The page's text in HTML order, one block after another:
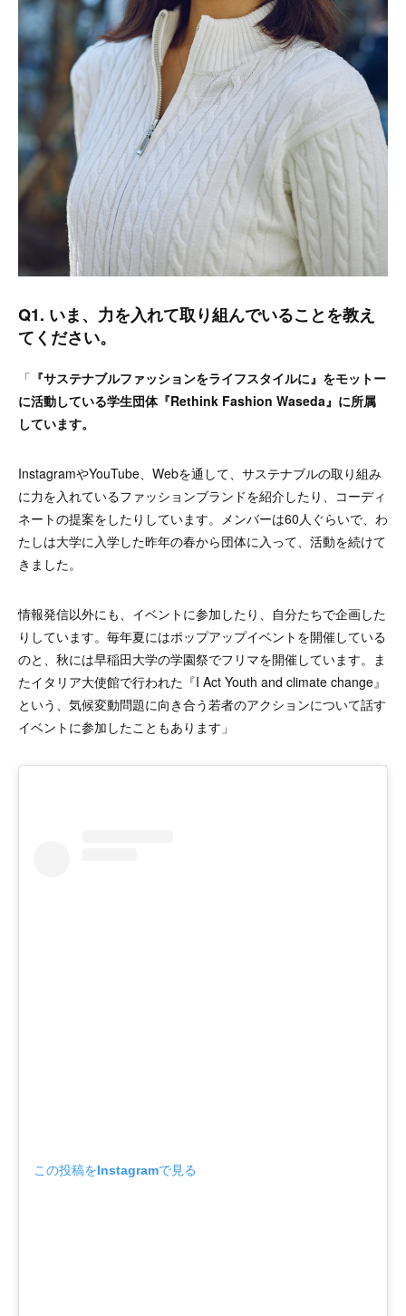
Q1. いま、力を入れて取り組んでいることを教え
てください。
「 『サステナブルファッションをライフスタイルに』をモットー
に活動している学生団体『Rethink Fashion Waseda』に所属
しています。
InstagramやYouTube、Webを通して、サステナブルの取り組み
に力を入れているファッションブランドを紹介したり、コーディ
ネートの提案をしたりしています。メンバーは60人ぐらいで、わ
たしは大学に入学した昨年の春から団体に入って、活動を続けて
きました。
情報発信以外にも、イベントに参加したり、自分たちで企画した
りしています。毎年夏にはポップアップイベントを開催している
のと、秋には早稲田大学の学園祭でフリマを開催しています。ま
たイタリア大使館で行われた『I Act Youth and climate change』
という、気候変動問題に向き合う若者のアクションについて話す
イベントに参加したこともあります」
この投稿をInstagramで見る